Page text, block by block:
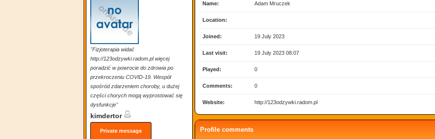
"Fizjoterapia widać
http://123odzywki.radom.pl więcej
poradzić w powrocie do zdrowia po
przekroczeniu COVID-19. Wespół
spośród zdarzeniem choroby, u dużej
części chorych mogą wyprostować się
dysfunkcje"
kimdertor
Private message
Name: Adam Mruczek
Location:
Joined: 19 July 2023
Last visit: 19 July 2023 08:07
Played: 0
Comments: 0
Website: http://123odzywki.radom.pl
Profile comments